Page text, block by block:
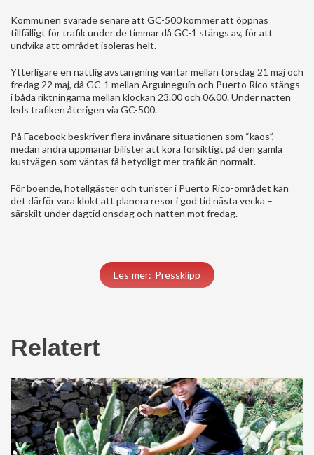
Kommunen svarade senare att GC-500 kommer att öppnas
tillfälligt för trafik under de timmar då GC-1 stängs av, för att
undvika att området isoleras helt.
Ytterligare en nattlig avstängning väntar mellan torsdag 21 maj och
fredag 22 maj, då GC-1 mellan Arguineguín och Puerto Rico stängs
i båda riktningarna mellan klockan 23.00 och 06.00. Under natten
leds trafiken återigen via GC-500.
På Facebook beskriver flera invånare situationen som “kaos”,
medan andra uppmanar bilister att köra försiktigt på den gamla
kustvägen som väntas få betydligt mer trafik än normalt.
För boende, hotellgäster och turister i Puerto Rico-området kan
det därför vara klokt att planera resor i god tid nästa vecka –
särskilt under dagtid onsdag och natten mot fredag.
Les mer: Pressklipp
Relatert